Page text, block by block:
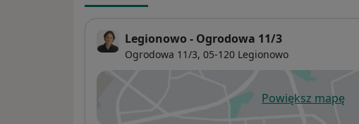
Legionowo - Ogrodowa 11/3
Ogrodowa 11/3, 05-120 Legionowo
Powiększ mapę
otwiera